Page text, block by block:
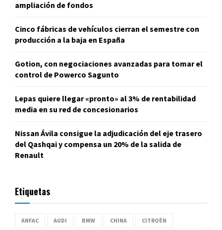
ampliación de fondos
Cinco fábricas de vehículos cierran el semestre con
producción a la baja en España
Gotion, con negociaciones avanzadas para tomar el
control de Powerco Sagunto
Lepas quiere llegar «pronto» al 3% de rentabilidad
media en su red de concesionarios
Nissan Ávila consigue la adjudicación del eje trasero
del Qashqai y compensa un 20% de la salida de
Renault
Etiquetas
ANFAC AUDI BMW CHINA CITROËN